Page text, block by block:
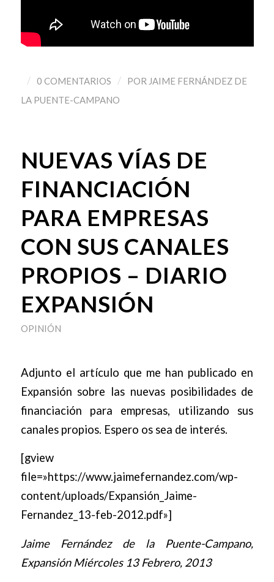
/ 0 COMENTARIOS / POR JAIME FERNÁNDEZ DE
LA PUENTE-CAMPANO
NUEVAS VÍAS DE
FINANCIACIÓN
PARA EMPRESAS
CON SUS CANALES
PROPIOS – DIARIO
EXPANSIÓN
OPINIÓN
Adjunto el artículo que me han publicado en
Expansión sobre las nuevas posibilidades de
financiación para empresas, utilizando sus
canales propios. Espero os sea de interés.
[gview
file=»https://www.jaimefernandez.com/wp-
content/uploads/Expansión_Jaime-
Fernandez_13-feb-2012.pdf»]
Jaime Fernández de la Puente-Campano,
Expansión Miércoles 13 Febrero, 2013